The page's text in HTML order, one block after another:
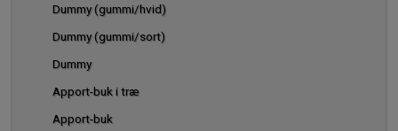
Dummy (gummi/hvid)
Dummy (gummi/sort)
Dummy
Apport-buk i træ
Apport-buk